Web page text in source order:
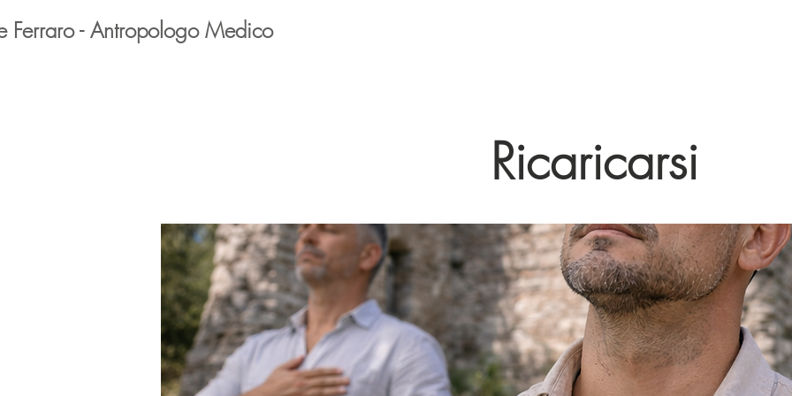
Ferraro - Antropologo Medico
Ricaricarsi